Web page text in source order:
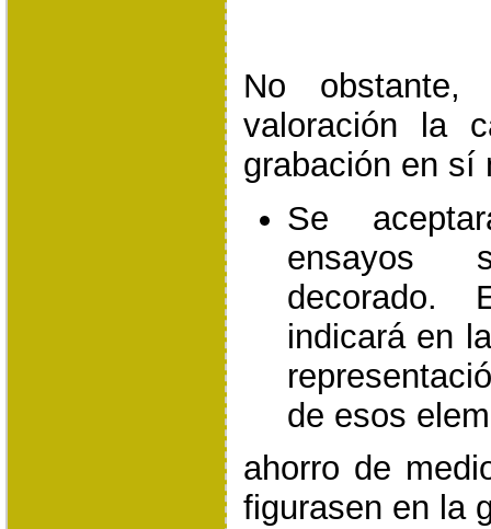
No
valoración la
grabación en sí
Se
ensayos
decorado.
indicará en
de esos
ahorro de
figurasen en la